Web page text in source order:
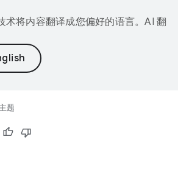
术将内容翻译成您偏好的语言。AI 翻
题